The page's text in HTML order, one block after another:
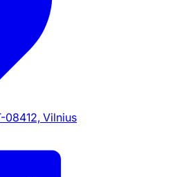
08412, Vilnius